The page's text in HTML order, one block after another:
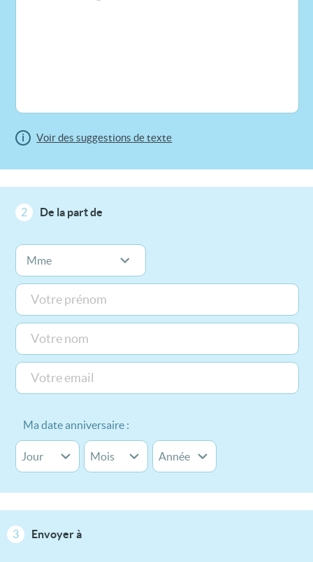
i Voir des suggestions de texte
2 De la part de
Ma date anniversaire :
3 Envoyer à